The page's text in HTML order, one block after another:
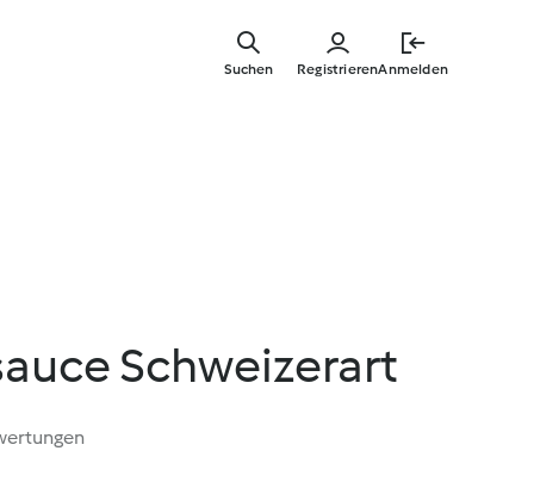
springen
RegistrierenAnmelden
Suchen
Schweizerart